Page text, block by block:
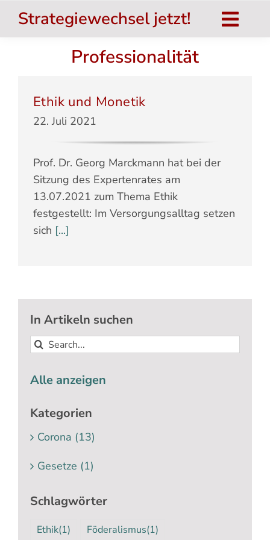
Inhalt
springen
Strategiewechsel jetzt!
Strategiewechsel jetzt!
salu.TOP
Umsetzung
Nat. Inst. für Gesundheit
Systemtheorie
Aktuelles
Professionalität
Ethik und Monetik
22. Juli 2021
Prof. Dr. Georg Marckmann hat bei der
Sitzung des Expertenrates am
13.07.2021 zum Thema Ethik
festgestellt: Im Versorgungsalltag setzen
sich [...]
In Artikeln suchen
Suche
Alle anzeigen
Kategorien
Corona (13)
Gesetze (1)
Schlagwörter
Ethik(1) Föderalismus(1)